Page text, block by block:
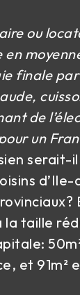
ou
en
finale
de
un
serait-il
la taille
et 91m²